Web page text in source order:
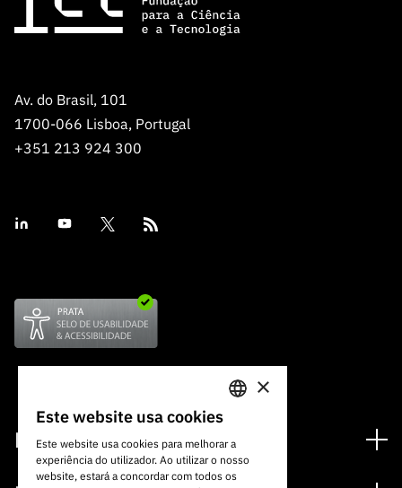
Av. do Brasil, 101
1700-066 Lisboa, Portugal
+351 213 924 300
Financiamento
Programas de Financiamento
PORTUGUESE
ENGLISH
×
Este website usa cookies
Este website usa cookies para melhorar a
experiência do utilizador. Ao utilizar o nosso
website, estará a concordar com todos os